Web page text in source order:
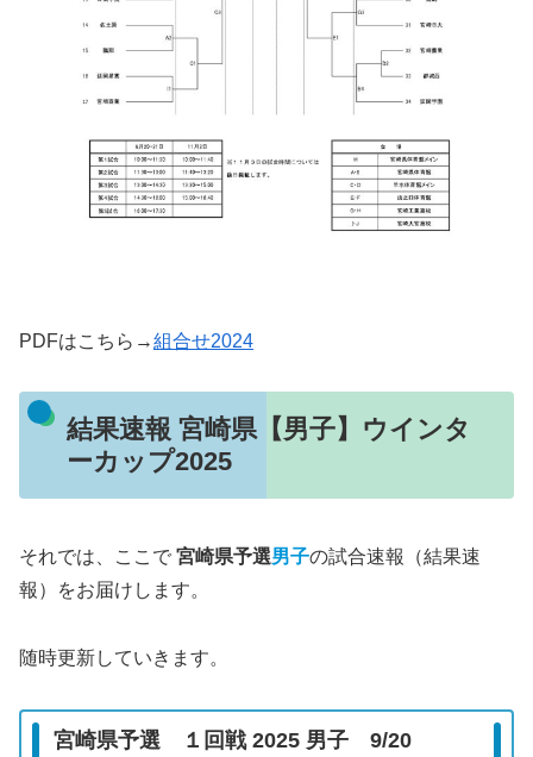
PDFはこちら→組合せ2024
結果速報 宮崎県【男子】ウインタ
ーカップ2025
それでは、ここで 宮崎県予選男子の試合速報（結果速
報）をお届けします。
随時更新していきます。
宮崎県予選 １回戦 2025 男子 9/20